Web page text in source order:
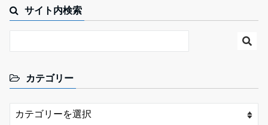
サイト内検索
カテゴリー